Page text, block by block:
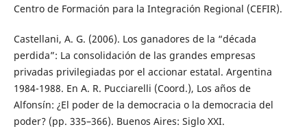
Centro de Formación para la Integración Regional (CEFIR).
Castellani, A. G. (2006). Los ganadores de la “década
perdida”: La consolidación de las grandes empresas
privadas privilegiadas por el accionar estatal. Argentina
1984-1988. En A. R. Pucciarelli (Coord.), Los años de
Alfonsín: ¿El poder de la democracia o la democracia del
poder? (pp. 335–366). Buenos Aires: Siglo XXI.